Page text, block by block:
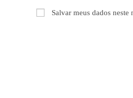
nome
Salvar meus dados